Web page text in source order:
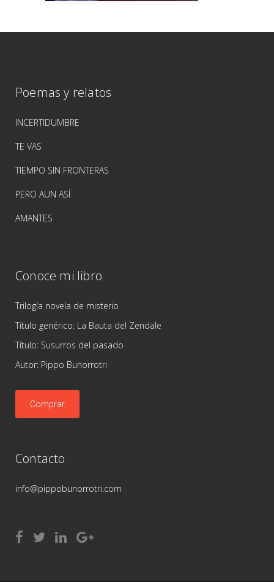
Poemas y relatos
INCERTIDUMBRE
TE VAS
TIEMPO SIN FRONTERAS
PERO AUN ASÍ
AMANTES
Conoce mi libro
Trilogía novela de misterio
Título genérico: La Bauta del Zendale
Título: Susurros del pasado
Autor: Pippo Bunorrotri
Comprar
Contacto
info@pippobunorrotri.com